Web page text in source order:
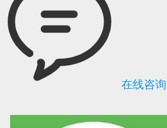
可信网站信用评 网络警察提醒你
在线咨询